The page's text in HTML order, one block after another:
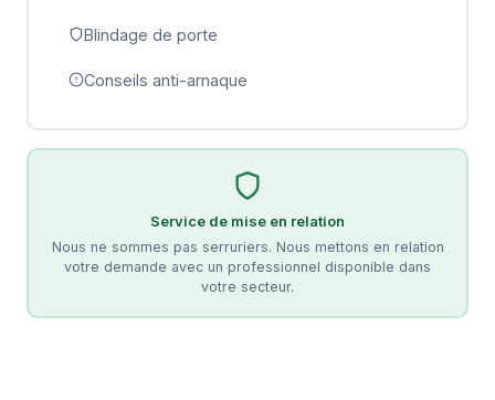
Blindage de porte
Conseils anti-arnaque
Service de mise en relation
Nous ne sommes pas serruriers. Nous mettons en relation
votre demande avec un professionnel disponible dans
votre secteur.